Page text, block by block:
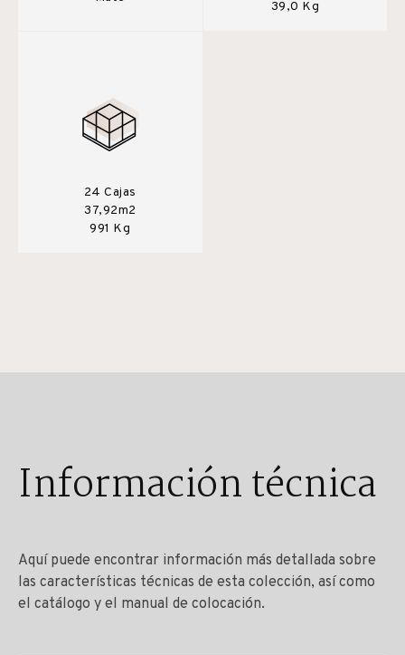
39,0 Kg
24 Cajas
37,92m2
991 Kg
Información técnica
Aquí puede encontrar información más detallada sobre
las características técnicas de esta colección, así como
el catálogo y el manual de colocación.